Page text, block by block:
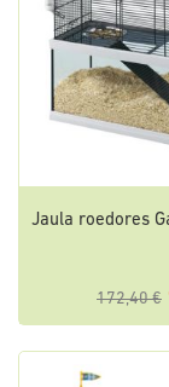
Jaula roedores
172,40 €